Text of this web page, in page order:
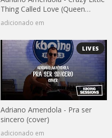
Thing Called Love (Queen
cover)
adicionado em
LIVES
Adriano Amendola - Pra ser
sincero (cover)
adicionado em